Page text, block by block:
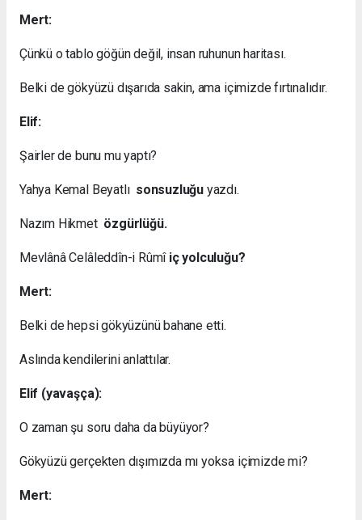
Mert:
Çünkü o tablo göğün değil, insan ruhunun haritası.
Belki de gökyüzü dışarıda sakin, ama içimizde fırtınalıdır.
Elif:
Şairler de bunu mu yaptı?
Yahya Kemal Beyatlı sonsuzluğu yazdı.
Nazım Hikmet özgürlüğü.
Mevlânâ Celâleddîn-i Rûmîiç yolculuğu?
Mert:
Belki de hepsi gökyüzünü bahane etti.
Aslında kendilerini anlattılar.
Elif (yavaşça):
O zaman şu soru daha da büyüyor?
Gökyüzü gerçekten dışımızda mı yoksa içimizde mi?
Mert: